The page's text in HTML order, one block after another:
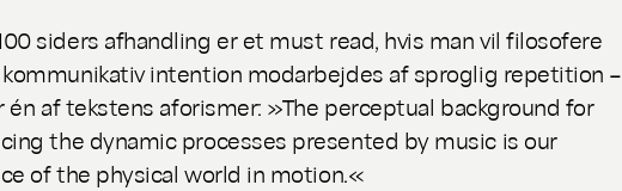
siders afhandling er et must read, hvis man vil filosofere
kommunikativ intention modarbejdes af sproglig repetition –
én af tekstens aforismer: »The perceptual background for
the dynamic processes presented by music is our
of the physical world in motion.«